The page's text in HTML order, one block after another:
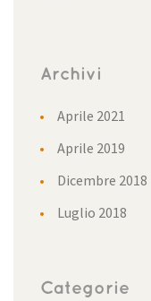
Archivi
Aprile 2021
Aprile 2019
Dicembre 2018
Luglio 2018
Categorie